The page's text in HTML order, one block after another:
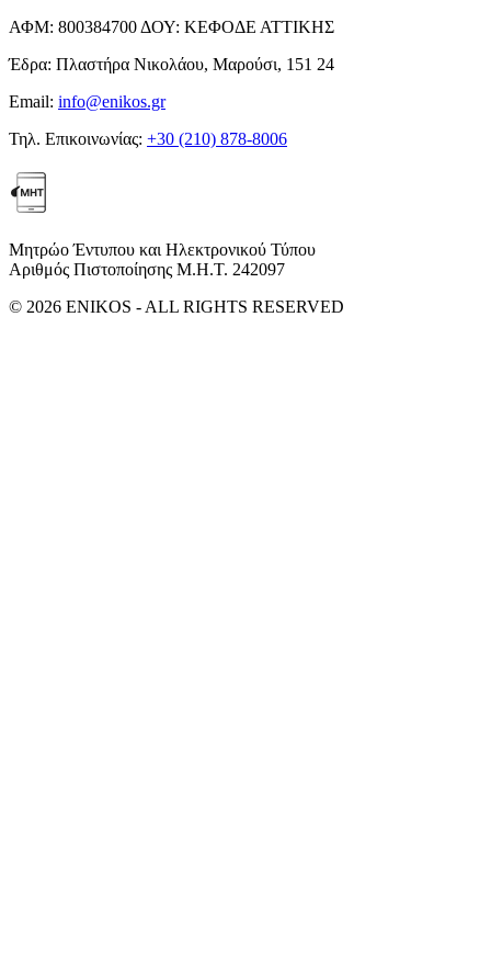
ΑΦΜ: 800384700 ΔΟΥ: ΚΕΦΟΔΕ ΑΤΤΙΚΗΣ
Έδρα: Πλαστήρα Νικολάου, Μαρούσι, 151 24
Email: info@enikos.gr
Τηλ. Επικοινωνίας: +30 (210) 878-8006
Μητρώο Έντυπου και Ηλεκτρονικού Τύπου
Αριθμός Πιστοποίησης Μ.Η.Τ. 242097
© 2026 ENIKOS - ALL RIGHTS RESERVED